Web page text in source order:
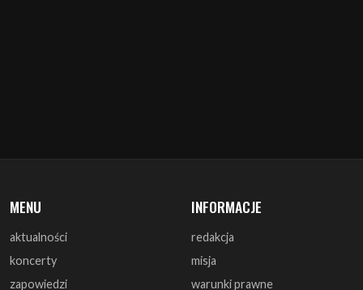
aktualności
zapowiedzi
recenzje
zagrali
monografie
redakcja
warunki prawne
polityka cookies
reklama
współpraca